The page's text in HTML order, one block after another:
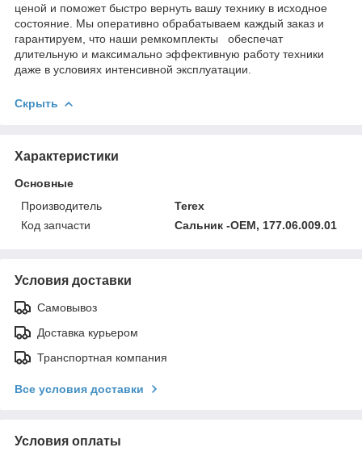
ценой и поможет быстро вернуть вашу технику в исходное
состояние. Мы оперативно обрабатываем каждый заказ и
гарантируем, что наши ремкомплекты обеспечат
длительную и максимально эффективную работу техники
даже в условиях интенсивной эксплуатации.
Скрыть
Характеристики
Основные
Производитель
Terex
Код запчасти
Сальник -OEM, 177.06.009.01
Условия доставки
Самовывоз
Доставка курьером
Транспортная компания
Все условия доставки
Условия оплаты